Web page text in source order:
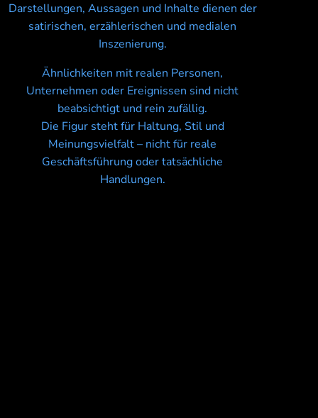
Darstellungen, Aussagen und Inhalte dienen der
satirischen, erzählerischen und medialen
Inszenierung.
Ähnlichkeiten mit realen Personen,
Unternehmen oder Ereignissen sind nicht
beabsichtigt und rein zufällig.
Die Figur steht für Haltung, Stil und
Meinungsvielfalt – nicht für reale
Geschäftsführung oder tatsächliche
Handlungen.